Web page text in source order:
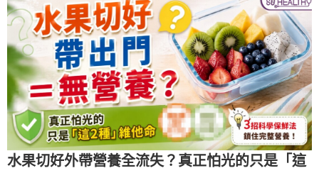
水果切好外帶營養全流失？真正怕光的只是「這